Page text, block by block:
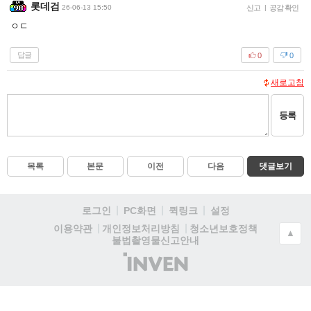
롯데검 26-06-13 15:50 신고 | 공감 확인
ㅇㄷ
답글 0
0
새로고침
등록
목록 본문 이전 다음 댓글보기
로그인 PC화면 퀵링크
설정
이용약관
개인정보처리방침
청소년보호정책
불법촬영물신고안내
(주)
인
▲